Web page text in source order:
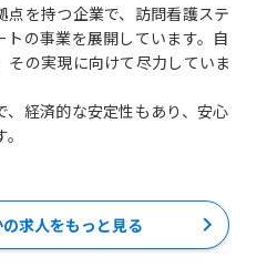
を持つ企業で、訪問看護ステ
の事業を展開しています。自
の実現に向けて尽力していま
、経済的な安定性もあり、安心
求人をもっと見る